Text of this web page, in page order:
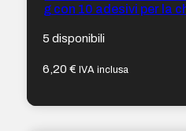
g con 10 adesivi per la
5 disponibili
6,20€ IVA inclusa